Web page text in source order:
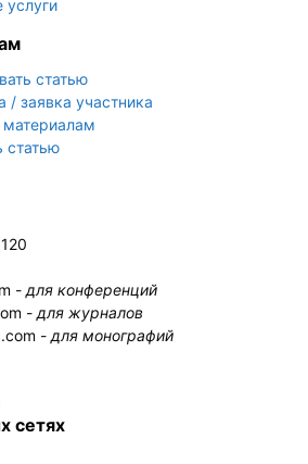
услуги
статью
/ заявка участника
материалам
статью
- для конференций
- для журналов
- для монографий
сетях